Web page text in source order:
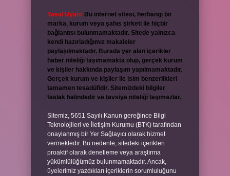
Yasal Uyarı: Bu internet sitesi, herhangi bir
marka, kurum veya şahıs şirketi ile hiçbir
bağlantısı bulunmamaktadır. Sitede yalnızca
kendi hazırladığımız makaleler
paylaşılmaktadır. Burada yer alan içerikler
haber niteliği taşımamakta olup, gerçek kurum
ve kişiler hakkında paylaşım yapılmamaktadır.
Gerçek kurum ve kişiler ile isim benzerlikleri
tamamen tesadüfidir. Sitemizdeki bilgiler
taslak halindedir ve tavsiye niteliği taşımazlar.
Sitemiz, 5651 Sayılı Kanun gereğince Bilgi
Teknolojileri ve İletişim Kurumu (BTK) tarafından
onaylanmış bir Yer Sağlayıcı olarak hizmet
vermektedir. Bu nedenle, sitedeki içerikleri
proaktif olarak denetleme veya araştırma
yükümlülüğümüz bulunmamaktadır. Ancak,
üyelerimiz yazdıkları içeriklerin sorumluluğunu